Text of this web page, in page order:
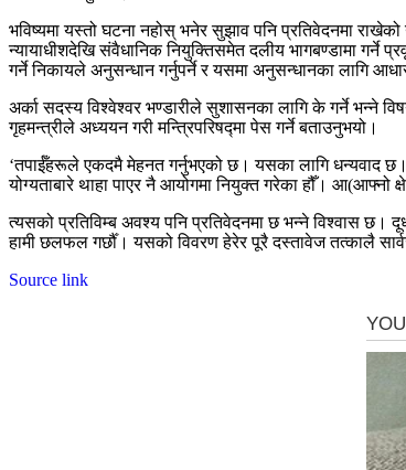
भविष्यमा यस्तो घटना नहोस् भनेर सुझाव पनि प्रतिवेदनमा
न्यायाधीशदेखि संवैधानिक नियुक्तिसमेत दलीय भागबण्डामा गर्ने
गर्ने निकायले अनुसन्धान गर्नुपर्ने र यसमा अनुसन्धानका लागि
अर्का सदस्य विश्वेश्वर भण्डारीले सुशासनका लागि के गर्ने भन्ने
गृहमन्त्रीले अध्ययन गरी मन्त्रिपरिषद्मा पेस गर्ने बताउनुभयो।
‘तपाईँहरूले एकदमै मेहनत गर्नुभएको छ। यसका लागि धन्यवाद छ।
योग्यताबारे थाहा पाएर नै आयोगमा नियुक्त गरेका हौँ। आ(आफ्नो
त्यसको प्रतिविम्ब अवश्य पनि प्रतिवेदनमा छ भन्ने विश्वास छ।
हामी छलफल गर्छौँ। यसको विवरण हेरेर पूरै दस्तावेज तत्कालै
Source link